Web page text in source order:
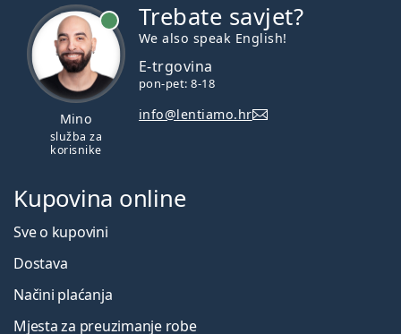
Mino
služba za
korisnike
Trebate savjet?
We also speak English!
E-trgovina
pon-pet: 8-18
info@lentiamo.hr
Kupovina online
Sve o kupovini
Dostava
Načini plaćanja
Mjesta za preuzimanje robe